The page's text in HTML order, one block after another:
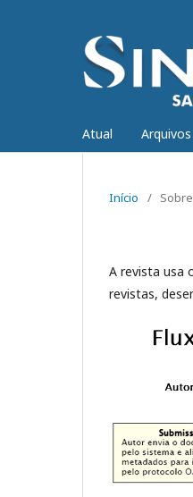
Atual Arquivos
Início /
A revista usa
revistas,